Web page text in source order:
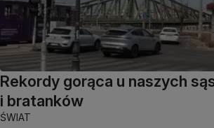
Rekordy gorąca u naszych
i bratanków
ŚWIAT